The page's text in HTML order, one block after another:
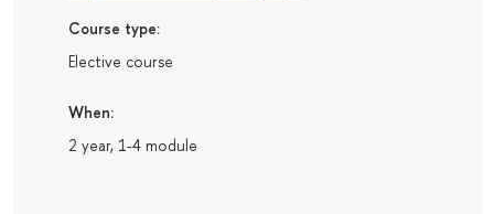
Course type:
Elective course
When:
2 year, 1-4 module